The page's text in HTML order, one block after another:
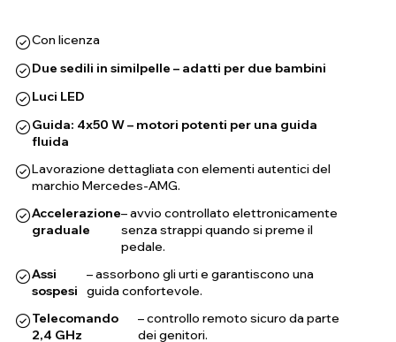
Con licenza
Due sedili in similpelle – adatti per due bambini
Luci LED
Guida: 4x50 W – motori potenti per una guida
fluida
Lavorazione dettagliata con elementi autentici del
marchio Mercedes-AMG.
Accelerazione
graduale
– avvio controllato elettronicamente
senza strappi quando si preme il
pedale.
Assi
sospesi
– assorbono gli urti e garantiscono una
guida confortevole.
Telecomando
2,4 GHz
– controllo remoto sicuro da parte
dei genitori.